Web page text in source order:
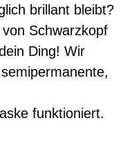
brillant bleibt?
Schwarzkopf
Ding! Wir
funktioniert.